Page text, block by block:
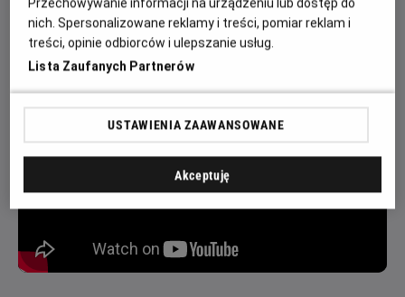
красномовство зробив його одним із найповажніших членів
двору.
nich. Spersonalizowane reklamy i treści, pomiar reklam i
treści, opinie odbiorców i ulepszanie usług.
Lista Zaufanych Partnerów
USTAWIENIA ZAAWANSOWANE
Akceptuję